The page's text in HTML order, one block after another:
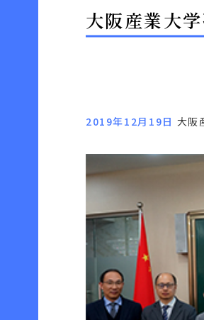
大阪産業大
2019年12月19日 大阪